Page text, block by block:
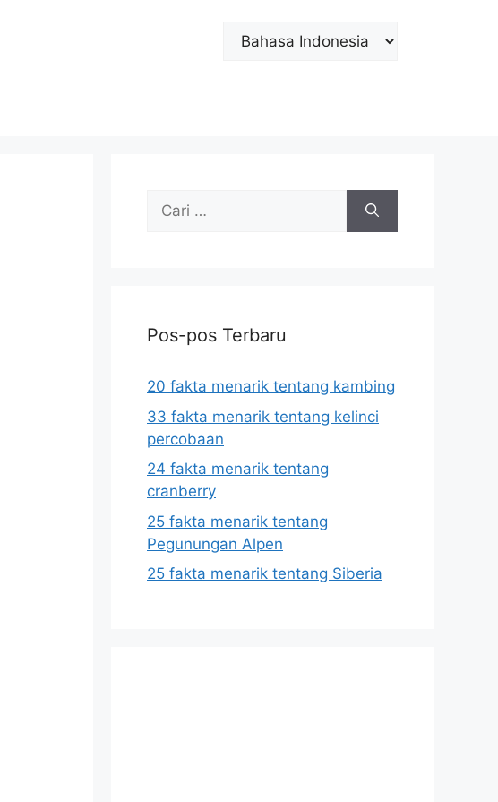
Choose
Cari
Pos-pos Terbaru
20 fakta menarik tentang kambing
33 fakta menarik tentang kelinci
percobaan
24 fakta menarik tentang
cranberry
25 fakta menarik tentang
Pegunungan Alpen
25 fakta menarik tentang Siberia